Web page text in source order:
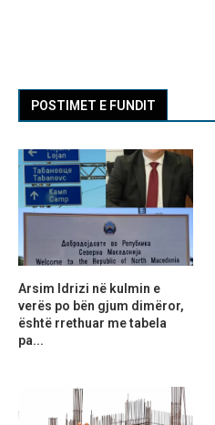
POSTIMET E FUNDIT
Arsim Idrizi në kulmin e
verës po bën gjum dimëror,
është rrethuar me tabela
pa...